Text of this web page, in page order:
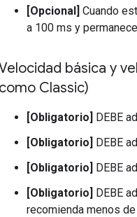
[Opcional] Cuando
a 100 ms y
básica y
como Classic)
[Obligatorio] DEBE
[Obligatorio] DEBE
[Obligatorio] DEBE
[Obligatorio] DEBE
recomienda menos